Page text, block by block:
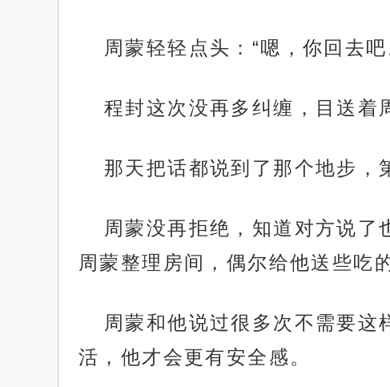
周蒙轻轻点头：“嗯，你回去吧
程封这次没再多纠缠，目送着
那天把话都说到了那个地步，
周蒙没再拒绝，知道对方说
周蒙整理房间，偶尔给他送些吃
周蒙和他说过很多次不需要这
活，他才会更有安全感。